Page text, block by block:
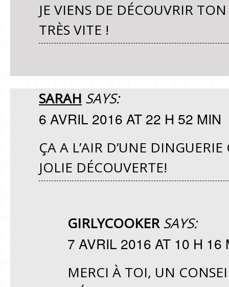
JE VIENS DE DÉCOUVRIR
TRÈS VITE !
SARAH SAYS:
6 AVRIL 2016 AT 22 H 52 MIN
ÇA A L’AIR D’UNE
JOLIE DÉCOUVERTE!
GIRLYCOOKER SAYS:
7 AVRIL 2016 AT 10 H 16
MERCI À TOI, UN